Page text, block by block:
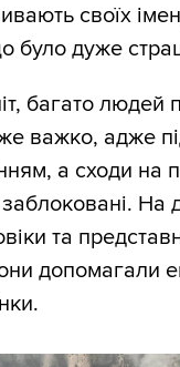
своїх
було дуже
багато людей
важко, адже
а сходи на
На
та
допомагали